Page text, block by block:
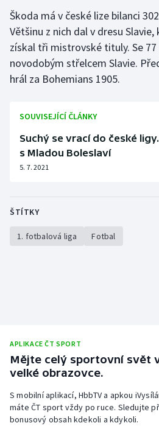
Rychlobruslení
Rychlostní kanoistika
Short track
Stolní tenis
Škoda má v české lize bilanci
Většinu z nich dal v dresu
získal tři mistrovské tituly. Se
novodobým střelcem Slavie.
hrál za Bohemians 1905.
SOUVISEJÍCÍ ČLÁNKY
Suchý se vrací do české
s Mladou Boleslaví
5. 7. 2021
ŠTÍTKY
1. fotbalová liga Fotbal
APLIKACE ČT SPORT
Mějte celý sportovní svět
velké obrazovce.
S mobilní aplikací, HbbTV a apkou
máte ČT sport vždy po ruce. Sledujte
bonusový obsah kdekoli a kdykoli.